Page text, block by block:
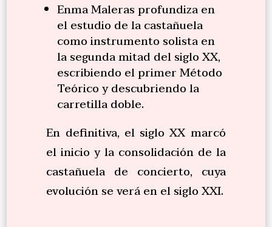
Enma Maleras profundiza en
el estudio de la castañuela
como instrumento solista en
la segunda mitad del siglo XX,
escribiendo el primer Método
Teórico y descubriendo la
carretilla doble.
En definitiva, el siglo XX marcó
el inicio y la consolidación de la
castañuela de concierto, cuya
evolución se verá en el siglo XXI.